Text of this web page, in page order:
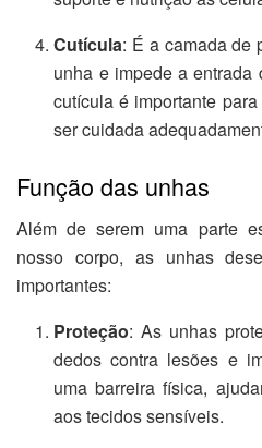
Cutícula: É a camada de
unha e impede a
cutícula é importante
ser cuidada
Função das unhas
Além de serem uma parte
nosso corpo, as unhas
importantes:
Proteção: As unhas
dedos contra lesões e
uma barreira física,
aos tecidos sensíveis.